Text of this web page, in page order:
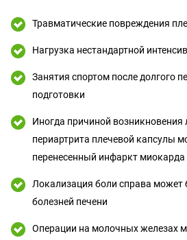
Травматические повреждения
Нагрузка нестандартной
Занятия спортом после долгого
подготовки
Иногда причиной возникновения
периартрита плечевой капсулы
перенесенный инфаркт миокарда
Локализация боли справа может
болезней печени
Операции на молочных железах